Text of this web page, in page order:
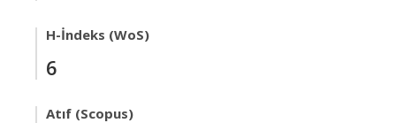
H-İndeks (WoS)
6
Atıf (Scopus)